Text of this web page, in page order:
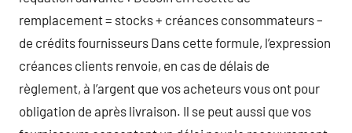
remplacement = stocks + créances consommateurs –
de crédits fournisseurs Dans cette formule, l’expression
créances clients renvoie, en cas de délais de
règlement, à l’argent que vos acheteurs vous ont pour
obligation de après livraison. Il se peut aussi que vos